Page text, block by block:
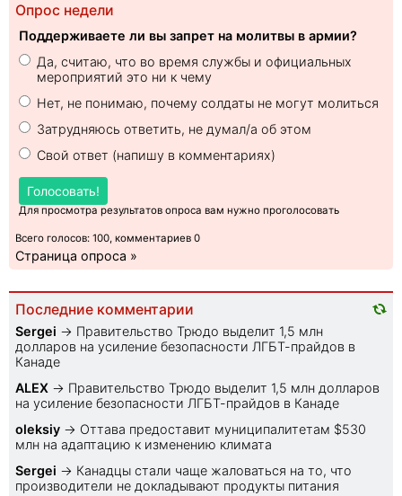
Опрос недели
Поддерживаете ли вы запрет на молитвы в армии?
Да, считаю, что во время службы и официальных
мероприятий это ни к чему
Нет, не понимаю, почему солдаты не могут молиться
Затрудняюсь ответить, не думал/а об этом
Свой ответ (напишу в комментариях)
Голосовать!
Для просмотра результатов опроса вам нужно проголосовать
Всего голосов: 100, комментариев 0
Страница опроса »
Последние комментарии
Sеrgei → Правительство Трюдо выделит 1,5 млн
долларов на усиление безопасности ЛГБТ-прайдов в
Канаде
ALEX → Правительство Трюдо выделит 1,5 млн долларов
на усиление безопасности ЛГБТ-прайдов в Канаде
oleksiy → Оттава предоставит муниципалитетам $530
млн на адаптацию к изменению климата
Sеrgei → Канадцы стали чаще жаловаться на то, что
производители не докладывают продукты питания